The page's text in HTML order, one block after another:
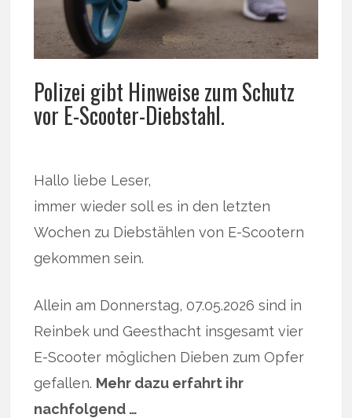
Polizei gibt Hinweise zum Schutz
vor E-Scooter-Diebstahl.
Hallo liebe Leser,
immer wieder soll es in den letzten
Wochen zu Diebstählen von E-Scootern
gekommen sein.
Allein am Donnerstag, 07.05.2026 sind in
Reinbek und Geesthacht insgesamt vier
E-Scooter möglichen Dieben zum Opfer
gefallen. Mehr dazu erfahrt ihr
nachfolgend …